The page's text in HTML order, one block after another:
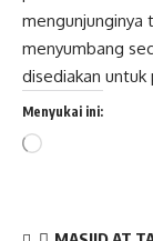
mengunjunginya
menyumbang
disediakan
Menyukai ini:
Memuat...